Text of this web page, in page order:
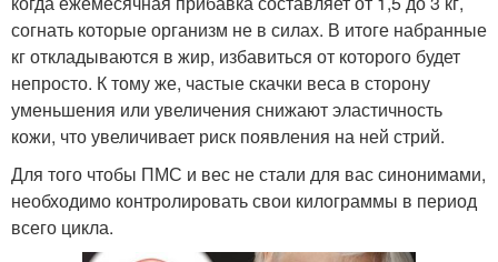
согнать которые организм не в силах. В итоге набранные
кг откладываются в жир, избавиться от которого будет
непросто. К тому же, частые скачки веса в сторону
уменьшения или увеличения снижают эластичность
кожи, что увеличивает риск появления на ней стрий.
Для того чтобы ПМС и вес не стали для вас синонимами,
необходимо контролировать свои килограммы в период
всего цикла.